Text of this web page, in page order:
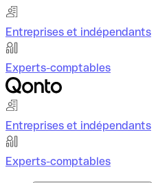
Entreprises et indépendants
Experts-comptables
Entreprises et indépendants
Experts-comptables